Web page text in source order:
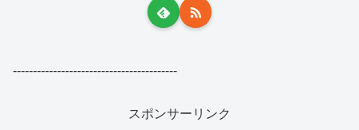
-----------------------------------------
スポンサーリンク